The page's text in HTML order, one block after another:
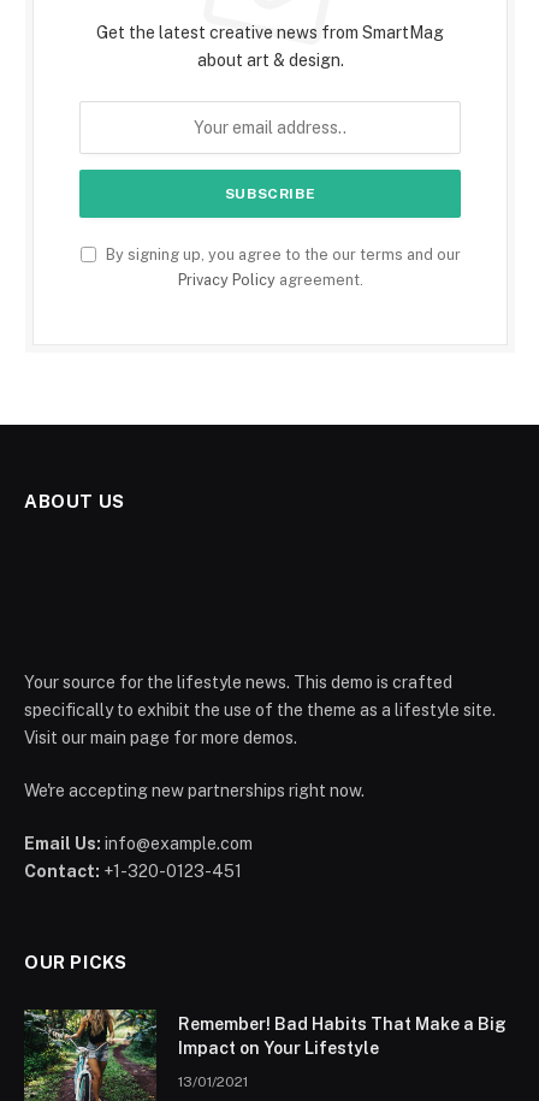
Get the latest creative news from SmartMag
about art & design.
By signing up, you agree to the our terms and our
Privacy Policyagreement.
ABOUT US
Your source for the lifestyle news. This demo is crafted
specifically to exhibit the use of the theme as a lifestyle site.
Visit our main page for more demos.
We're accepting new partnerships right now.
Email Us: info@example.com
Contact: +1-320-0123-451
OUR PICKS
Remember! Bad Habits That Make a Big
Impact on Your Lifestyle
13/01/2021